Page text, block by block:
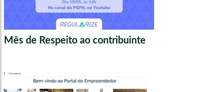
Mês de Respeito ao contribuinte